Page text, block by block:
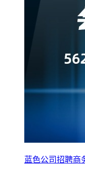
蓝色公司招聘商